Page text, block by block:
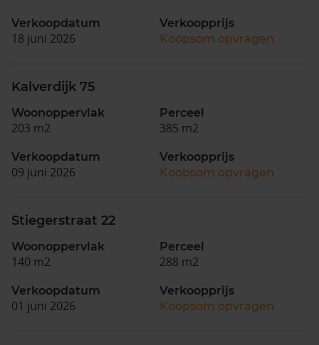
Verkoopdatum
18 juni 2026
Verkoopprijs
Koopsom opvragen
Kalverdijk 75
Woonoppervlak
203 m2
Perceel
385 m2
Verkoopdatum
09 juni 2026
Verkoopprijs
Koopsom opvragen
Stiegerstraat 22
Woonoppervlak
140 m2
Perceel
288 m2
Verkoopdatum
01 juni 2026
Verkoopprijs
Koopsom opvragen